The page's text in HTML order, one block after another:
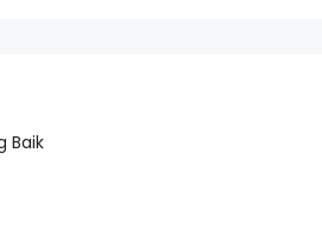
Baik